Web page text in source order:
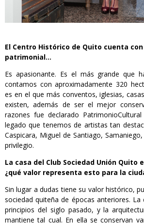
El Centro Histórico de Quito cuenta
patrimonial…
Es apasionante. Es el más grande que
contamos con aproximadamente 320
es en el que más conventos, iglesias,
existen, además de ser el mejor
razones fue declarado
legado que tenemos de artistas tan
Caspicara, Miguel de Santiago,
privilegio.
La casa del Club Sociedad Unión Quito
¿qué valor representa esto para la
Sin lugar a dudas tiene su valor histórico,
sociedad quiteña de épocas anteriores.
principios del siglo pasado, y la
mantiene tal cual. En ella se conservan